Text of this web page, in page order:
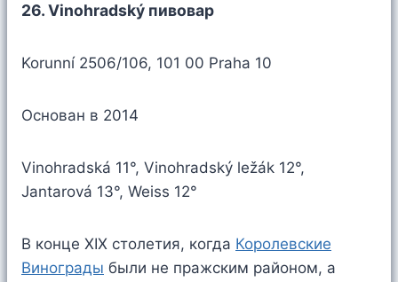
26. Vinohradský пивовар
Korunní 2506/106, 101 00 Praha 10
Основан в 2014
Vinohradská 11°, Vinohradský ležák 12°,
Jantarová 13°, Weiss 12°
В конце XIX столетия, когда Королевские
Винограды были не пражским районом, а